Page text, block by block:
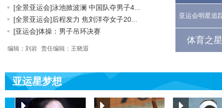
[全景亚运会]泳池掀波澜 中国队夺男子4...
[全景亚运会]后程发力 焦刘洋夺女子20...
[亚运会]体操：男子吊环决赛
编辑：刘岩 责任编辑：王晓遐
亚运会明星追
体育之
亚运星梦想